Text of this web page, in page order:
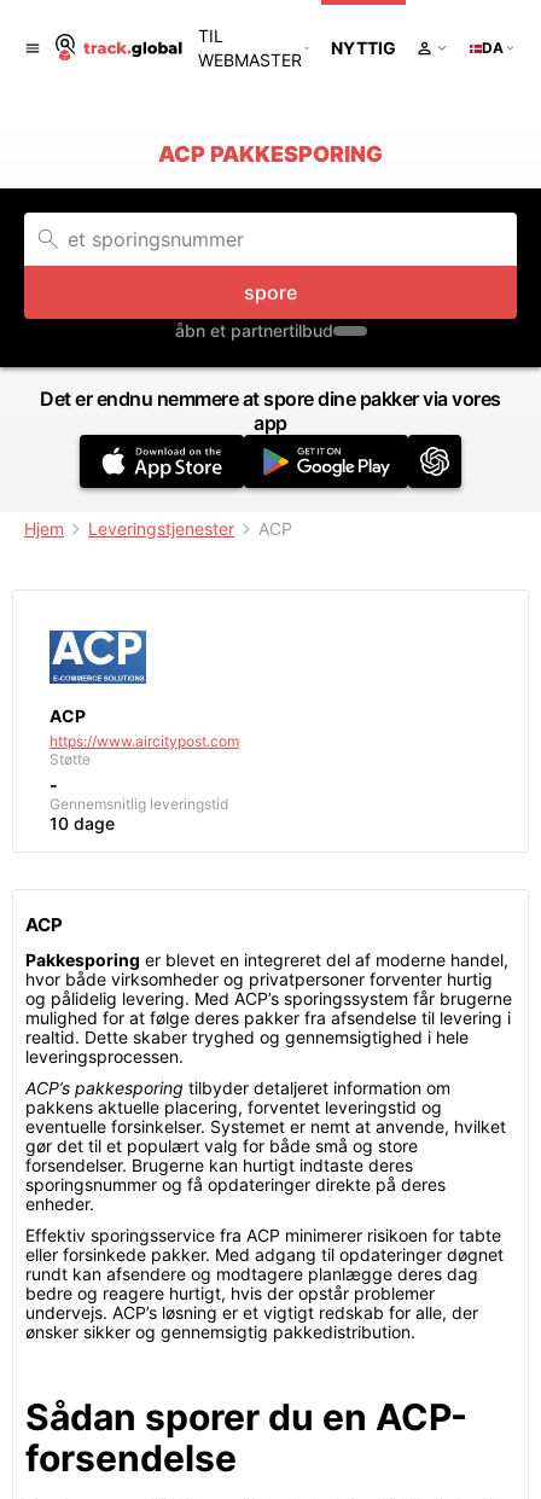
TIL
WEBMASTER
NYTTIG DA
ACP PAKKESPORING
spore
åbn et partnertilbud
Det er endnu nemmere at spore dine pakker via vores
app
Hjem Leveringstjenester ACP
ACP
https://www.aircitypost.com
Støtte
-
Gennemsnitlig leveringstid
10 dage
ACP
Pakkesporing er blevet en integreret del af moderne handel,
hvor både virksomheder og privatpersoner forventer hurtig
og pålidelig levering. Med ACP’s sporingssystem får brugerne
mulighed for at følge deres pakker fra afsendelse til levering i
realtid. Dette skaber tryghed og gennemsigtighed i hele
leveringsprocessen.
ACP’s pakkesporing tilbyder detaljeret information om
pakkens aktuelle placering, forventet leveringstid og
eventuelle forsinkelser. Systemet er nemt at anvende, hvilket
gør det til et populært valg for både små og store
forsendelser. Brugerne kan hurtigt indtaste deres
sporingsnummer og få opdateringer direkte på deres
enheder.
Effektiv sporingsservice fra ACP minimerer risikoen for tabte
eller forsinkede pakker. Med adgang til opdateringer døgnet
rundt kan afsendere og modtagere planlægge deres dag
bedre og reagere hurtigt, hvis der opstår problemer
undervejs. ACP’s løsning er et vigtigt redskab for alle, der
ønsker sikker og gennemsigtig pakkedistribution.
Sådan sporer du en ACP-
forsendelse